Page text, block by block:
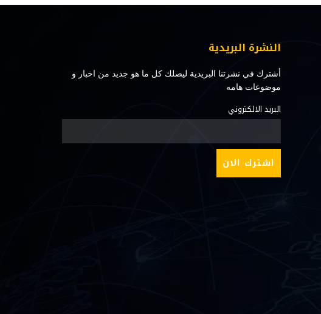
النشرة البريدية
أشترك في نشرتنا البريدية ليصلك كل ما هو جديد من اخبار و
موضوعات هامه
البريد الالكتروني